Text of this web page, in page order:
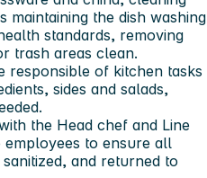
maintaining the dish washing
standards, removing
trash areas clean.
responsible of kitchen tasks
sides and salads,
the Head chef and Line
to ensure all
and returned to